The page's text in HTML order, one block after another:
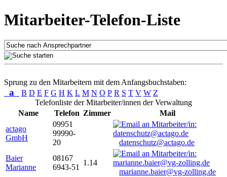
Mitarbeiter-Telefon-Liste
Sprung zu den Mitarbeitern mit dem Anfangsbuchstaben:
a B D E F G H K L M N O P R S T V W Z
Telefonliste der Mitarbeiter/innen der Verwaltung
Name
Telefon Zimmer
Mail
actago
GmbH
09951
99990-
20
datenschutz@actago.de
Baier
Marianne
08167
6943-51
1.14
marianne.baier@vg-zolling.de